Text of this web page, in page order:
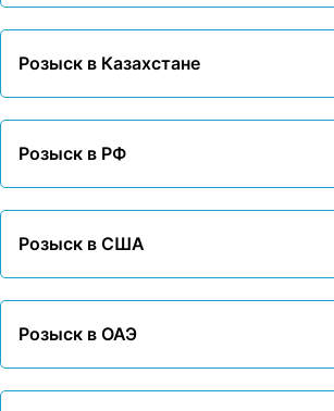
Розыск в Казахстане
Розыск в РФ
Розыск в США
Розыск в ОАЭ